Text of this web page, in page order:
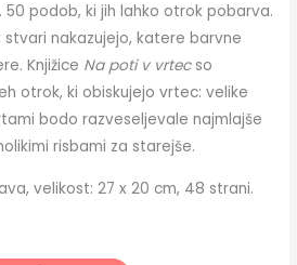
50 podob, ki jih lahko otrok pobarva.
nakazujejo, katere barvne
Knjižice Na poti v vrtec so
otrok, ki obiskujejo vrtec: velike
bodo razveseljevale najmlajše
risbami za starejše.
velikost: 27 x 20 cm, 48 strani.